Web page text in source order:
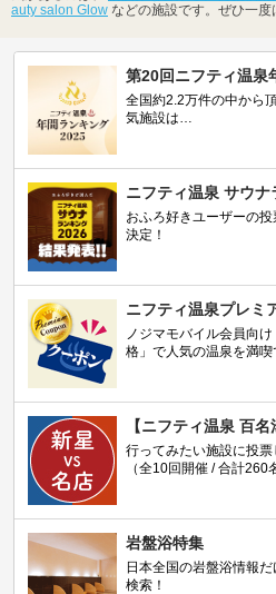
auty salon Glow などの施設です。ぜひ一度
第20回ニフティ温泉
全国約2.2万件の中から
気施設は…
ニフティ温泉 サウ
おふろ好きユーザーの
決定！
ニフティ温泉プレミ
ノジマモバイル会員向
格」で人気の温泉を満喫
【ニフティ温泉 百名
行ってみたい施設に投票
（全10回開催 / 合計260
岩盤浴特集
日本全国の岩盤浴情報
検索！